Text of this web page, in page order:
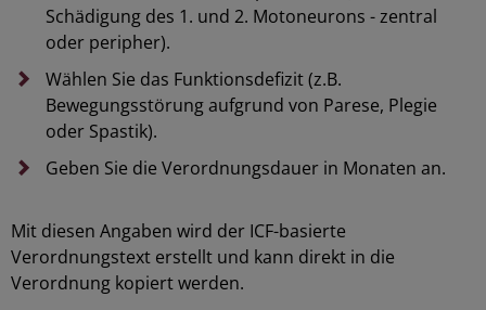
Schädigung des 1. und 2. Motoneurons - zentral
oder peripher).
Wählen Sie das Funktionsdefizit (z.B.
Bewegungsstörung aufgrund von Parese, Plegie
oder Spastik).
Geben Sie die Verordnungsdauer in Monaten an.
Mit diesen Angaben wird der ICF-basierte
Verordnungstext erstellt und kann direkt in die
Verordnung kopiert werden.